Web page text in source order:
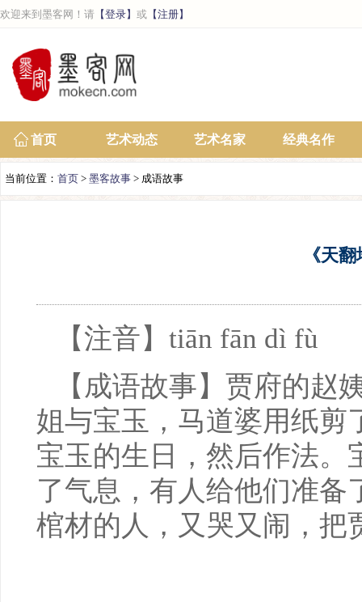
欢迎来到墨客网！请 【登录】 或 【注册】
首页 艺术动态 艺术名家 经典名作
当前位置： 首页 > 墨客故事 > 成语故事
《天
【注音】tiān fān dì fù
【成语故事】贾府的赵
姐与宝玉，马道婆用纸剪
宝玉的生日，然后作法。
了气息，有人给他们准备
棺材的人，又哭又闹，把